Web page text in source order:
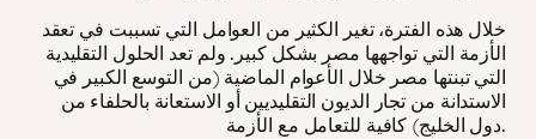
خلال هذه الفترة، تغير الكثير من العوامل التي تسببت في تعقد
الأزمة التي تواجهها مصر بشكل كبير. ولم تعد الحلول التقليدية
التي تبنتها مصر خلال الأعوام الماضية (من التوسع الكبير في
الاستدانة من تجار الديون التقليديين أو الاستعانة بالحلفاء من
دول الخليج) كافية للتعامل مع الأزمة.